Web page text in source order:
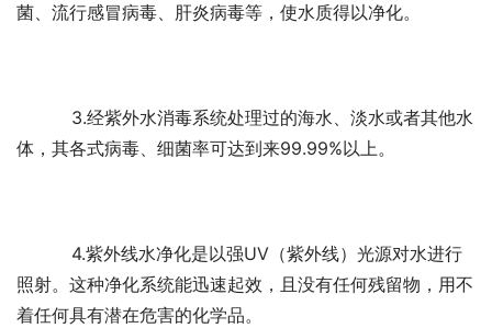
菌、流行感冒病毒、肝炎病毒等，使水质得以净化。
体，其各式病毒、细菌率可达到来99.99%以上。
照射。这种净化系统能迅速起效，且没有任何残留物，用不
着任何具有潜在危害的化学品。